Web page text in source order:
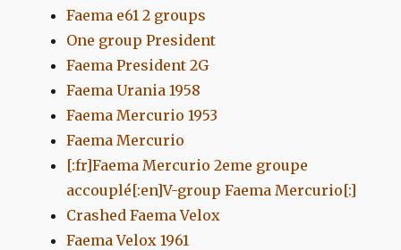
Faema e61 2 groups
One group President
Faema President 2G
Faema Urania 1958
Faema Mercurio 1953
Faema Mercurio
[:fr]Faema Mercurio 2eme groupe
accouplé[:en]V-group Faema Mercurio[:]
Crashed Faema Velox
Faema Velox 1961